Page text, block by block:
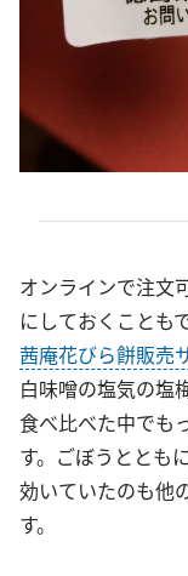
オンラインで注文
にしておくことも
茜庵花びら餅販売
白味噌の塩気の塩
食べ比べた中でも
す。ごぼうととも
効いていたのも他
す。